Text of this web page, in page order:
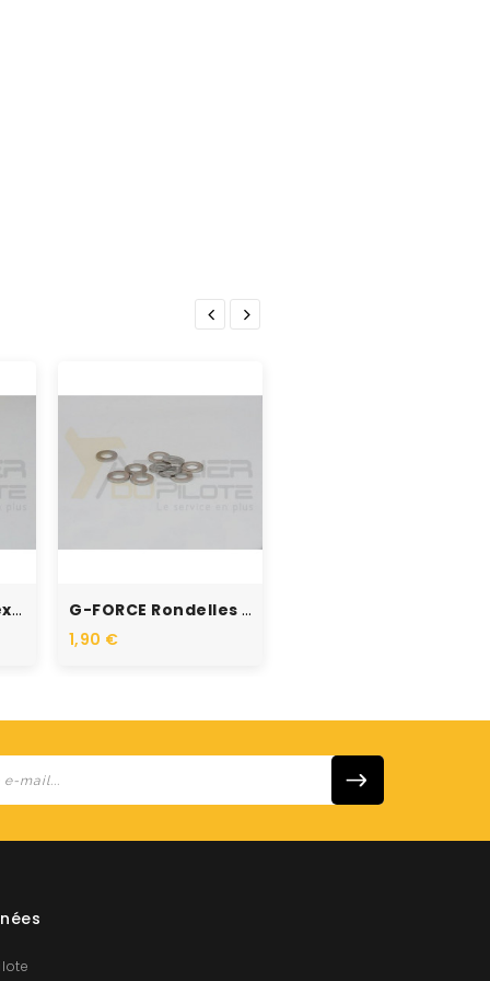
G-FORCE Ecrou Hexagonal M2...
G-FORCE Rondelles M6...
1,90 €